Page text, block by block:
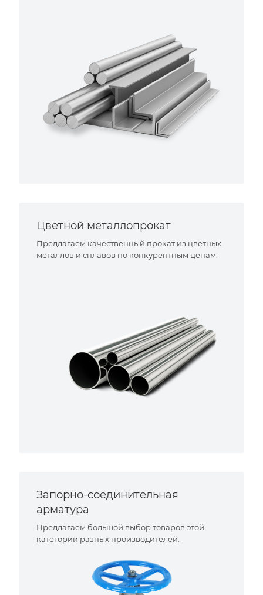
Цветной металлопрокат
Предлагаем качественный прокат из цветных
металлов и сплавов по конкурентным ценам.
Запорно-соединительная
арматура
Предлагаем большой выбор товаров этой
категории разных производителей.